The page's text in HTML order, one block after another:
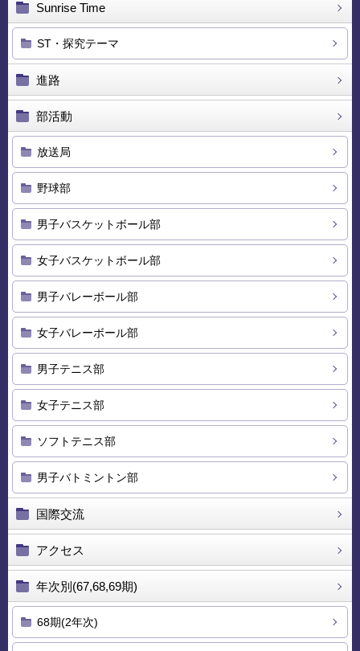
Sunrise Time
ST・探究テーマ
進路
部活動
放送局
野球部
男子バスケットボール部
女子バスケットボール部
男子バレーボール部
女子バレーボール部
男子テニス部
女子テニス部
ソフトテニス部
男子バトミントン部
国際交流
アクセス
年次別(67,68,69期)
68期(2年次)